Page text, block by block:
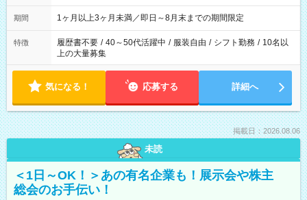
ます
期間 1ヶ月以上3ヶ月未満／即日～8月末までの期間限定
特徴 履歴書不要 / 40～50代活躍中 / 服装自由 / シフト勤務 / 10名以
上の大量募集
気になる！ 応募する 詳細へ
掲載日：2026.08.06
未読
＜1日～OK！＞あの有名企業も！展示会や株主
総会のお手伝い！